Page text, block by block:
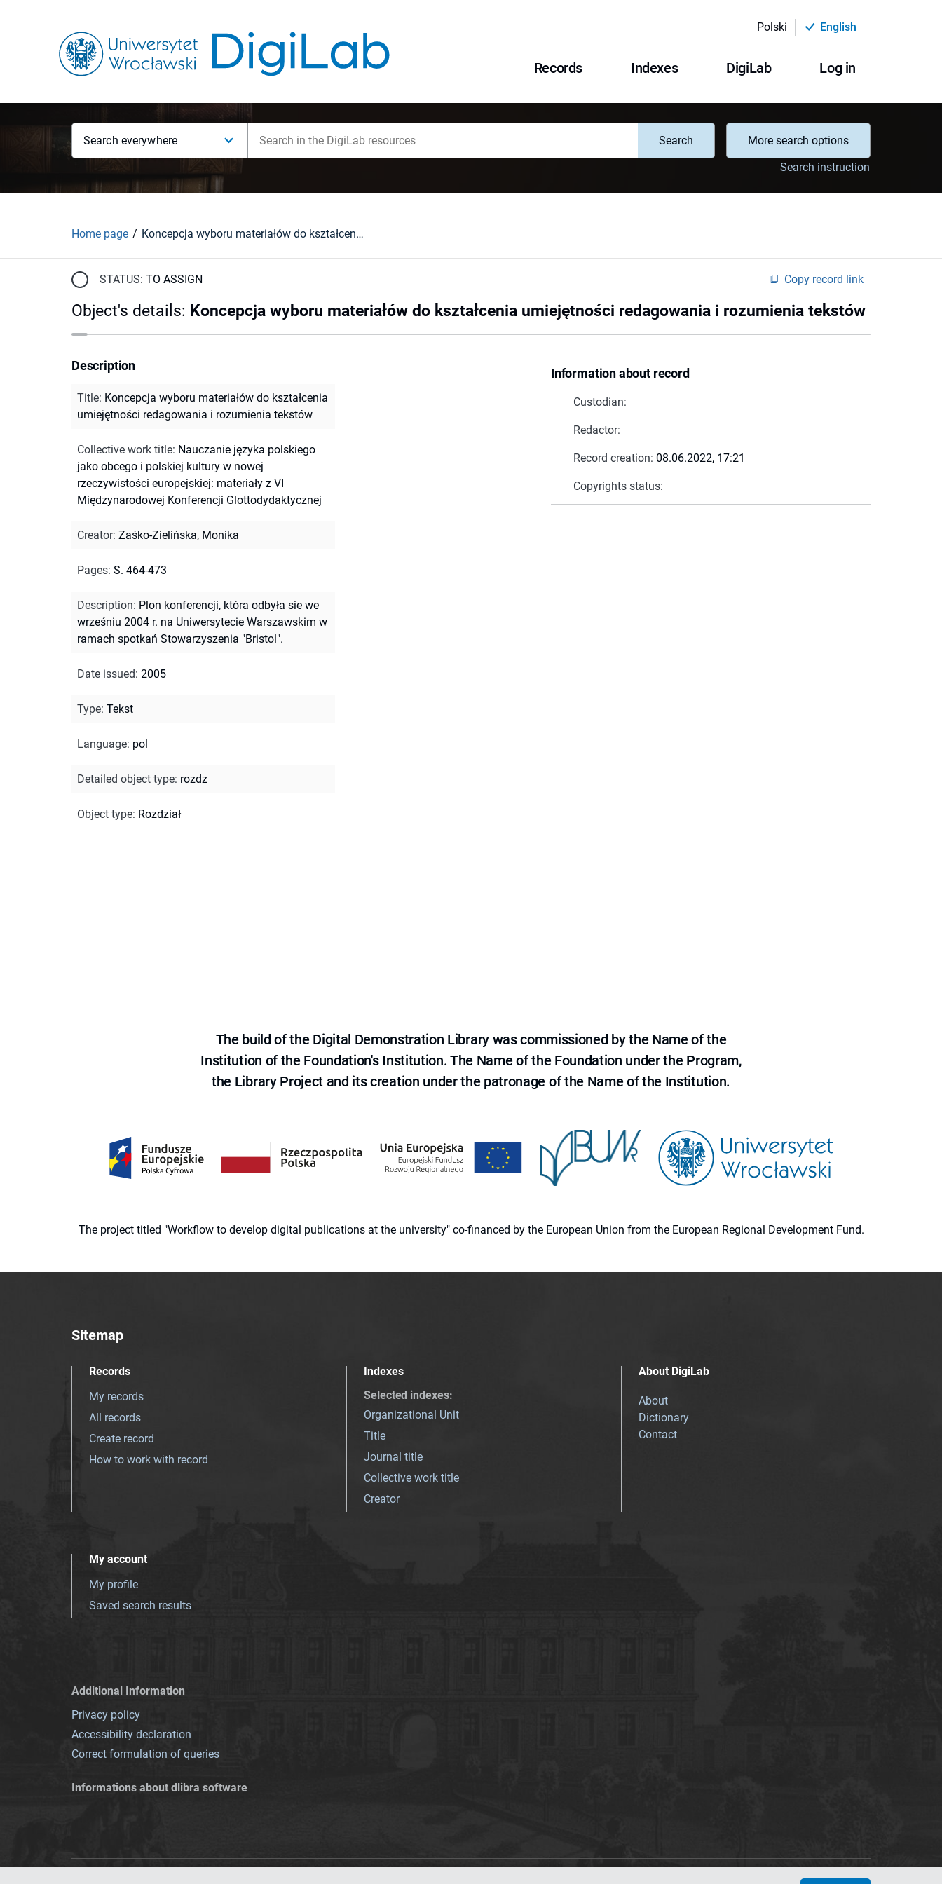
Polski English
Records Indexes DigiLab Log in
Search everywhere Search
More search options
Search instruction
Home page Koncepcja wyboru materiałów do kształcenia umiejętności redagowania i rozumienia tekstów
STATUS: TO ASSIGN Copy record link
Object's details: Koncepcja wyboru materiałów do kształcenia umiejętności redagowania i rozumienia tekstów
Information about record
Custodian:
Redactor:
Record creation: 08.06.2022, 17:21
Copyrights status:
Description
Title: Koncepcja wyboru materiałów do kształcenia
umiejętności redagowania i rozumienia tekstów
Collective work title: Nauczanie języka polskiego
jako obcego i polskiej kultury w nowej
rzeczywistości europejskiej: materiały z VI
Międzynarodowej Konferencji Glottodydaktycznej
Creator: Zaśko-Zielińska, Monika
Pages: S. 464-473
Description: Plon konferencji, która odbyła sie we
wrześniu 2004 r. na Uniwersytecie Warszawskim w
ramach spotkań Stowarzyszenia "Bristol".
Date issued: 2005
Type: Tekst
Language: pol
Detailed object type: rozdz
Object type: Rozdział
The build of the Digital Demonstration Library was commissioned by the Name of the
Institution of the Foundation's Institution. The Name of the Foundation under the Program,
the Library Project and its creation under the patronage of the Name of the Institution.
The project titled "Workflow to develop digital publications at the university" co-financed by the European Union from the European Regional Development Fund.
Sitemap
Records
My records
All records
Create record
How to work with record
Indexes
Selected indexes:
Organizational Unit
Title
Journal title
Collective work title
Creator
About DigiLab
About
Dictionary
Contact
My account
My profile
Saved search results
Additional Information
Privacy policy
Accessibility declaration
Correct formulation of queries
Informations about dlibra software